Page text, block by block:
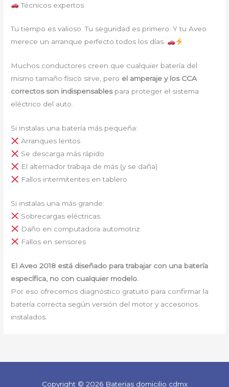
Técnicos expertos
Tu tiempo es valioso. Tu seguridad es primero. Y tu Aveo
merece un arranque perfecto todos los días.
Muchos conductores creen que cualquier batería del
mismo tamaño físico sirve, pero el amperaje y los CCA
correctos son indispensablespara proteger el sistema
eléctrico del auto.
Si instalas una batería más pequeña:
Arranques lentos
Se descarga más rápido
El alternador trabaja de más (y se daña)
Fallos intermitentes en tablero
Si instalas una más grande:
Sobrecargas eléctricas
Daño en computadora automotriz
Fallos en sensores
El Aveo 2018 está diseñado para trabajar con una batería
específica, no con cualquier modelo.
Por eso ofrecemos diagnóstico gratuito para confirmar la
batería correcta según versión del motor y accesorios
instalados.
Copyright © 2026 Baterias domicilio cdmx